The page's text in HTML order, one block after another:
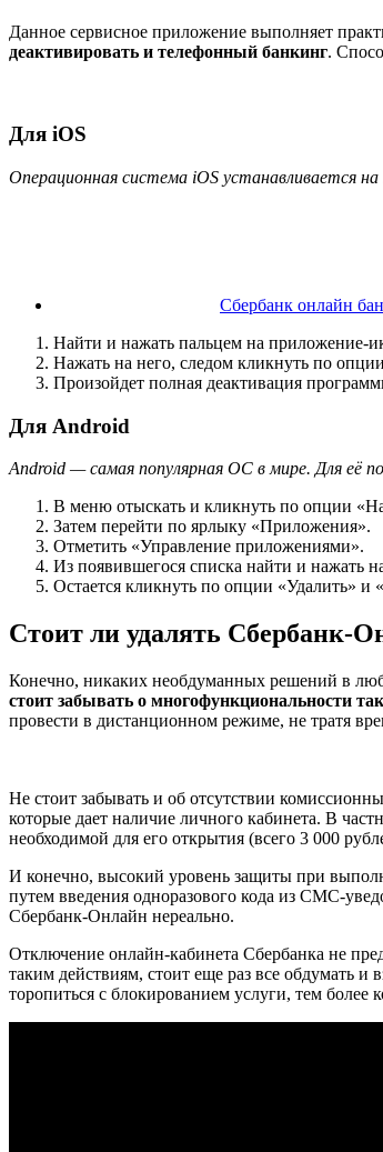
Данное сервисное приложение выполняет
деактивировать и телефонный банкинг.
Для iOS
Операционная система iOS устанавливается
Сбербанк онлайн
Найти и нажать пальцем на приложение-
Нажать на него, следом кликнуть по
Произойдет полная деактивация
Для Android
Android — самая популярная ОС в мире. Для её
В меню отыскать и кликнуть по опции
Затем перейти по ярлыку «Приложения».
Отметить «Управление приложениями».
Из появившегося списка найти и нажать
Остается кликнуть по опции «Удалить»
Стоит ли удалять Сбербанк-
Конечно, никаких необдуманных решений в
стоит забывать о многофункциональности
провести в дистанционном режиме, не тратя
Не стоит забывать и об отсутствии
которые дает наличие личного кабинета. В
необходимой для его открытия (всего 3 000
И конечно, высокий уровень защиты при
путем введения одноразового кода из СМС-
Сбербанк-Онлайн нереально.
Отключение онлайн-кабинета Сбербанка не
таким действиям, стоит еще раз все обдумать
торопиться с блокированием услуги, тем более